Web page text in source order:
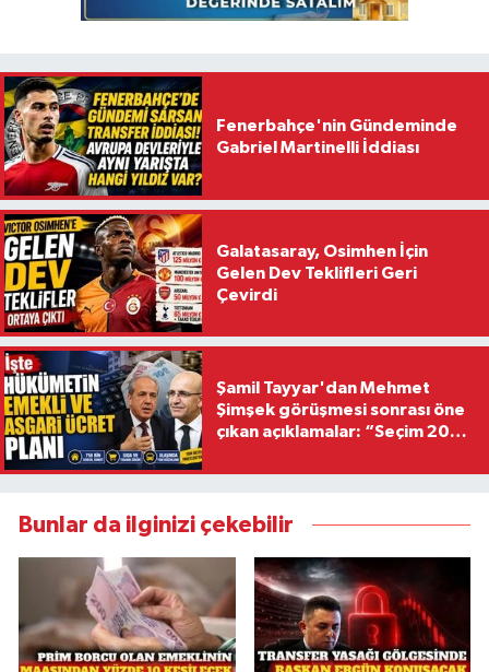
Fenerbahçe'nin Gündeminde
Gabriel Martinelli İddiası
Galatasaray, Osimhen İçin
Gelen Dev Teklifleri Geri
Çevirdi
Şamil Tayyar'dan Mehmet
Şimşek görüşmesi sonrası öne
çıkan açıklamalar: “Seçim 2028
Bunlar da ilginizi çekebilir